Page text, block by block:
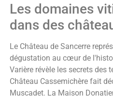
Les domaines
dans des
Le Château de Sancerre
dégustation au cœur de
Varière révèle les secrets des
Château Cassemichère fait
Muscadet. La Maison